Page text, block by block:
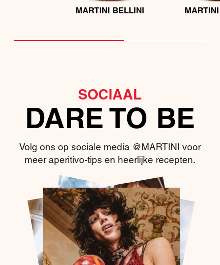
MARTINI BELLINI
SOCIAAL
DARE TO BE
Volg ons op sociale media @MARTINI voor
meer aperitivo-tips en heerlijke recepten.